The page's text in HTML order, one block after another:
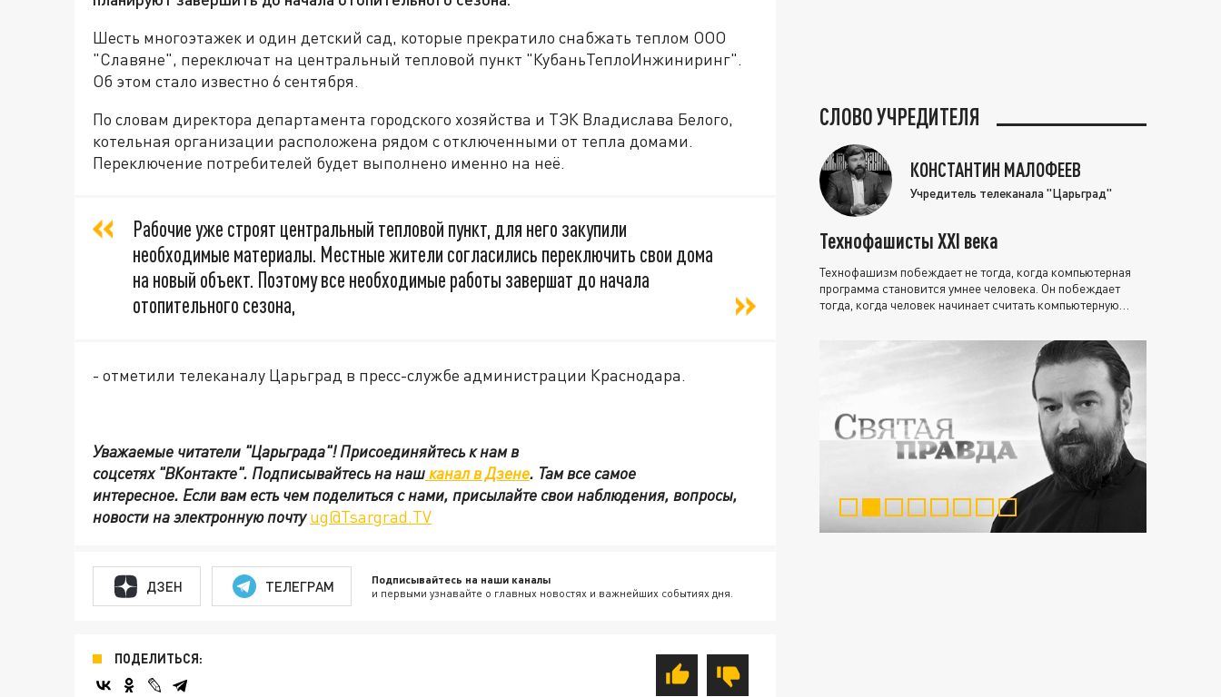
Шесть многоэтажек и один детский сад, которые прекратило снабжать теплом ООО
"Славяне", переключат на центральный тепловой пункт "КубаньТеплоИнжиниринг".
Об этом стало известно 6 сентября.
По словам директора департамента городского хозяйства и ТЭК Владислава Белого,
котельная организации расположена рядом с отключенными от тепла домами.
Переключение потребителей будет выполнено именно на неё.
Рабочие уже строят центральный тепловой пункт, для него закупили
необходимые материалы. Местные жители согласились переключить свои дома
на новый объект. Поэтому все необходимые работы завершат до начала
отопительного сезона,
- отметили телеканалу Царьград в пресс-службе администрации Краснодара.
Уважаемые читатели "Царьграда"!Присоединяйтесь к нам в
соцсетях"ВКонтакте". Подписывайтесь на нашканал в Дзене. Там все самое
интересное. Если вам есть чем поделиться с нами, присылайте свои наблюдения, вопросы,
новости на электронную почтуug@Tsargrad.TV
ДЗЕН ТЕЛЕГРАМ Подписывайтесь на наши каналы
и первыми узнавайте о главных новостях и важнейших событиях дня.
ПОДЕЛИТЬСЯ:
СЛОВО УЧРЕДИТЕЛЯ
КОНСТАНТИН МАЛОФЕЕВ
Учредитель телеканала "Царьград"
Технофашисты XXI века
Технофашизм побеждает не тогда, когда компьютерная
программа становится умнее человека. Он побеждает
тогда, когда человек начинает считать компьютерную